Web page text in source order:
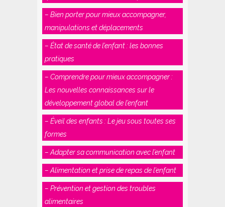
– Bien porter pour mieux accompagner,
manipulations et déplacements
– État de santé de l’enfant : les bonnes
pratiques
– Comprendre pour mieux accompagner :
Les nouvelles connaissances sur le
développement global de l’enfant
– Éveil des enfants : Le jeu sous toutes ses
formes
– Adapter sa communication avec l’enfant
– Alimentation et prise de repas de l’enfant
– Prévention et gestion des troubles
alimentaires